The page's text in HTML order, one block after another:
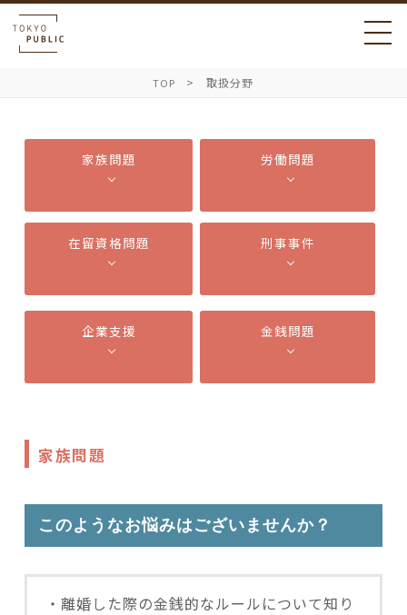
TOP 取扱分野
家族問題 労働問題
在留資格問題 刑事事件
企業支援 金銭問題
家族問題
このようなお悩みはございませんか？
・離婚した際の金銭的なルールについて知り